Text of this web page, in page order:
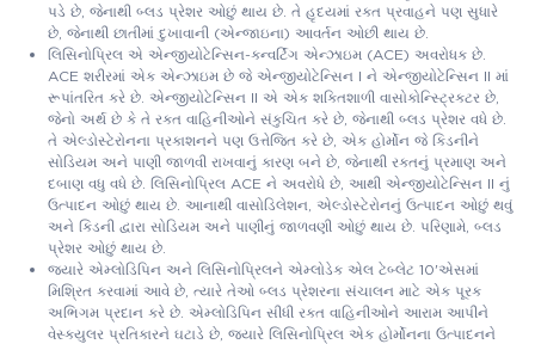
પડે છે, જેનાથી બ્લડ પ્રેશર ઓછું થાય છે. તે હૃદયમાં રક્ત પ્રવાહને પણ સુધારે
છે, જેનાથી છાતીમાં દુખાવાની (એન્જાઇના) આવર્તન ઓછી થાય છે.
લિસિનોપ્રિલ એ એન્જીયોટેન્સિન-કન્વર્ટિંગ એન્ઝાઇમ (ACE) અવરોધક છે.
ACE શરીરમાં એક એન્ઝાઇમ છે જે એન્જીયોટેન્સિન I ને એન્જીયોટેન્સિન II માં
રૂપાંતરિત કરે છે. એન્જીયોટેન્સિન II એ એક શક્તિશાળી વાસોકોન્સ્ટ્રિક્ટર છે,
જેનો અર્થ છે કે તે રક્ત વાહિનીઓને સંકુચિત કરે છે, જેનાથી બ્લડ પ્રેશર વધે છે.
તે એલ્ડોસ્ટેરોનના પ્રકાશનને પણ ઉત્તેજિત કરે છે, એક હોર્મોન જે કિડનીને
સોડિયમ અને પાણી જાળવી રાખવાનું કારણ બને છે, જેનાથી રક્તનું પ્રમાણ અને
દબાણ વધુ વધે છે. લિસિનોપ્રિલ ACE ને અવરોધે છે, આથી એન્જીયોટેન્સિન II નું
ઉત્પાદન ઓછું થાય છે. આનાથી વાસોડિલેશન, એલ્ડોસ્ટેરોનનું ઉત્પાદન ઓછું થવું
અને કિડની દ્વારા સોડિયમ અને પાણીનું જાળવણી ઓછું થાય છે. પરિણામે, બ્લડ
પ્રેશર ઓછું થાય છે.
જ્યારે એમ્લોડિપિન અને લિસિનોપ્રિલને એમ્લોડેક એલ ટેબ્લેટ 10'એસમાં
મિશ્રિત કરવામાં આવે છે, ત્યારે તેઓ બ્લડ પ્રેશરના સંચાલન માટે એક પૂરક
અભિગમ પ્રદાન કરે છે. એમ્લોડિપિન સીધી રક્ત વાહિનીઓને આરામ આપીને
વેસ્ક્યુલર પ્રતિકારને ઘટાડે છે, જ્યારે લિસિનોપ્રિલ એક હોર્મોનના ઉત્પાદનને